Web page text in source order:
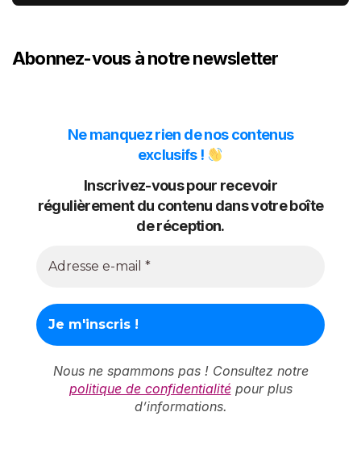
Abonnez-vous à notre newsletter
Ne manquez rien de nos contenus
exclusifs !
Inscrivez-vous pour recevoir
régulièrement du contenu dans votre boîte
de réception.
Nous ne spammons pas ! Consultez notre
politique de confidentialitépour plus
d’informations.